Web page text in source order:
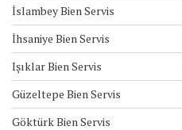
İslambey Bien Servis
İhsaniye Bien Servis
Işıklar Bien Servis
Güzeltepe Bien Servis
Göktürk Bien Servis